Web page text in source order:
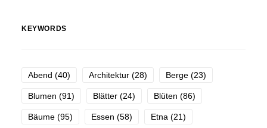
KEYWORDS
Abend (40) Architektur (28) Berge (23)
Blumen (91) Blätter (24) Blüten (86)
Bäume (95) Essen (58) Etna (21)